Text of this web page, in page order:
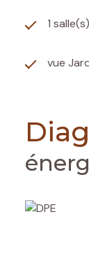
1
vue